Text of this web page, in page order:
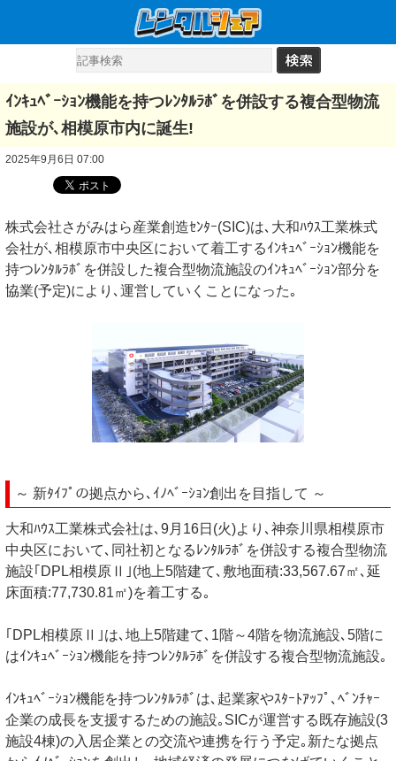
ｲﾝｷｭﾍﾞｰｼｮﾝ機能を持つﾚﾝﾀﾙﾗﾎﾞを併設する複合型物流
施設が､相模原市内に誕生!
2025年9月6日 07:00
株式会社さがみはら産業創造ｾﾝﾀｰ(SIC)は､大和ﾊｳｽ工業株式
会社が､相模原市中央区において着工するｲﾝｷｭﾍﾞｰｼｮﾝ機能を
持つﾚﾝﾀﾙﾗﾎﾞを併設した複合型物流施設のｲﾝｷｭﾍﾞｰｼｮﾝ部分を
協業(予定)により､運営していくことになった｡
～ 新ﾀｲﾌﾟの拠点から､ｲﾉﾍﾞｰｼｮﾝ創出を目指して ～
大和ﾊｳｽ工業株式会社は､9月16日(火)より､神奈川県相模原市
中央区において､同社初となるﾚﾝﾀﾙﾗﾎﾞを併設する複合型物流
施設｢DPL相模原Ⅱ｣(地上5階建て､敷地面積:33,567.67㎡､延
床面積:77,730.81㎡)を着工する｡
｢DPL相模原Ⅱ｣は､地上5階建て､1階～4階を物流施設､5階に
はｲﾝｷｭﾍﾞｰｼｮﾝ機能を持つﾚﾝﾀﾙﾗﾎﾞを併設する複合型物流施設｡
ｲﾝｷｭﾍﾞｰｼｮﾝ機能を持つﾚﾝﾀﾙﾗﾎﾞは､起業家やｽﾀｰﾄｱｯﾌﾟ､ﾍﾞﾝﾁｬｰ
企業の成長を支援するための施設｡SICが運営する既存施設(3
施設4棟)の入居企業との交流や連携を行う予定｡新たな拠点